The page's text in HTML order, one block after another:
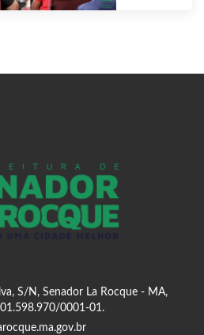
S/N, Senador La Rocque - MA,
0001-01.